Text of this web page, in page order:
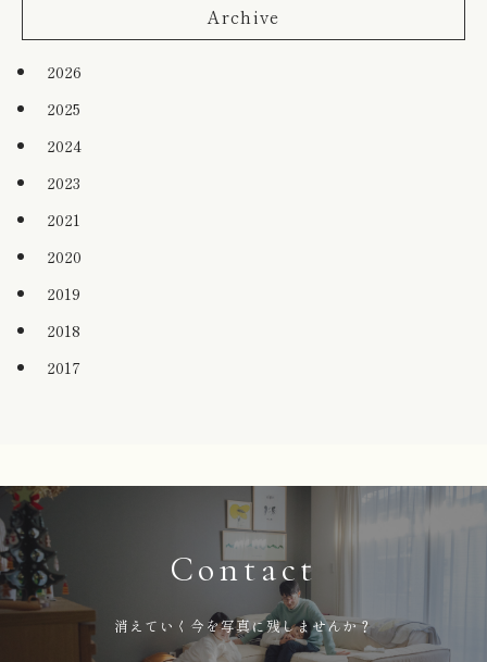
Archive
2026
2025
2024
2023
2021
2020
2019
2018
2017
Contact
消えていく今を写真に残しませんか？